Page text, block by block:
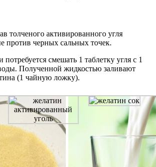
толченого активированного угля
против черных сальных точек.
потребуется смешать 1 таблетку угля с 1
Полученной жидкостью заливают
(1 чайную ложку).